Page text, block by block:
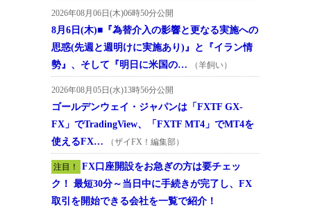
2026年08月06日(木)06時50分公開
8月6日(木)■『為替介入の影響と更なる実施への
思惑(先週と週明けに実施あり)』と『イラン情
勢』、そして『明日に米国の…
（羊飼い）
2026年08月05日(水)13時56分公開
ゴールデンウェイ・ジャパンは「FXTF GX-
FX」でTradingView、「FXTF MT4」でMT4を
使えるFX…
（ザイFX！編集部）
注目！
FX口座開設をお急ぎの方は要チェッ
ク！ 最短30分～当日中に手続きが完了し、FX
取引を開始できる会社を一覧で紹介！